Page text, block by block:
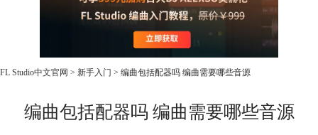
FL Studio中文官网 > 新手入门 > 编曲包括配器吗 编曲需要哪些音源
编曲包括配器吗 编曲需要哪些音源